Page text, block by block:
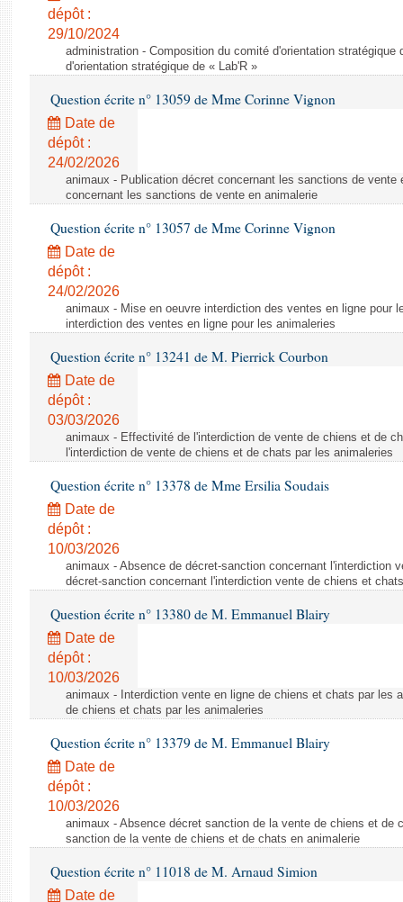
dépôt :
29/10/2024
administration - Composition du comité d'orientation stratégique
d'orientation stratégique de « Lab'R »
Question écrite n° 13059 de Mme Corinne Vignon
Date de
dépôt :
24/02/2026
animaux - Publication décret concernant les sanctions de vente
concernant les sanctions de vente en animalerie
Question écrite n° 13057 de Mme Corinne Vignon
Date de
dépôt :
24/02/2026
animaux - Mise en oeuvre interdiction des ventes en ligne pour
interdiction des ventes en ligne pour les animaleries
Question écrite n° 13241 de M. Pierrick Courbon
Date de
dépôt :
03/03/2026
animaux - Effectivité de l'interdiction de vente de chiens et de
l'interdiction de vente de chiens et de chats par les animaleries
Question écrite n° 13378 de Mme Ersilia Soudais
Date de
dépôt :
10/03/2026
animaux - Absence de décret-sanction concernant l'interdiction
décret-sanction concernant l'interdiction vente de chiens et chats
Question écrite n° 13380 de M. Emmanuel Blairy
Date de
dépôt :
10/03/2026
animaux - Interdiction vente en ligne de chiens et chats par les
de chiens et chats par les animaleries
Question écrite n° 13379 de M. Emmanuel Blairy
Date de
dépôt :
10/03/2026
animaux - Absence décret sanction de la vente de chiens et de
sanction de la vente de chiens et de chats en animalerie
Question écrite n° 11018 de M. Arnaud Simion
Date de